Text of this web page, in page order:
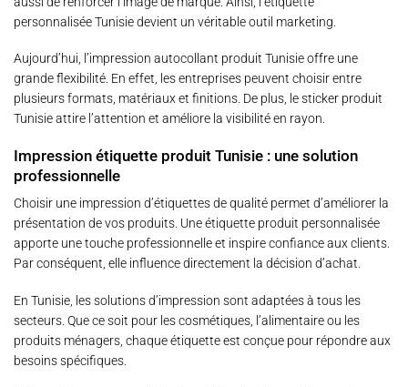
personnalisée Tunisie devient un véritable outil marketing.
Aujourd’hui, l’impression autocollant produit Tunisie offre une
grande flexibilité. En effet, les entreprises peuvent choisir entre
plusieurs formats, matériaux et finitions. De plus, le sticker produit
Tunisie attire l’attention et améliore la visibilité en rayon.
Impression étiquette produit Tunisie : une solution
professionnelle
Choisir une impression d’étiquettes de qualité permet d’améliorer la
présentation de vos produits. Une étiquette produit personnalisée
apporte une touche professionnelle et inspire confiance aux clients.
Par conséquent, elle influence directement la décision d’achat.
En Tunisie, les solutions d’impression sont adaptées à tous les
secteurs. Que ce soit pour les cosmétiques, l’alimentaire ou les
produits ménagers, chaque étiquette est conçue pour répondre aux
besoins spécifiques.